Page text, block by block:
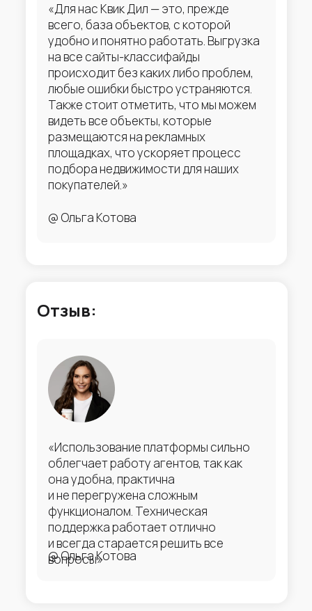
@ Ольга Котова
«Для нас Квик Дил — это, прежде
всего, база объектов, с которой
удобно и понятно работать. Выгрузка
на все сайты-классифайды
происходит без каких либо проблем,
любые ошибки быстро устраняются.
Также стоит отметить, что мы можем
видеть все объекты, которые
размещаются на рекламных
площадках, что ускоряет процесс
подбора недвижимости для наших
покупателей.»
Отзыв:
«Использование платформы сильно
облегчает работу агентов, так как
она удобна, практична
и не перегружена сложным
функционалом. Техническая
поддержка работает отлично
и всегда старается решить все
вопросы»
@ Ольга Котова